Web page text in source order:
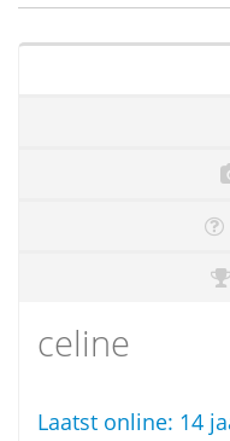
celine
Laatst online: 14